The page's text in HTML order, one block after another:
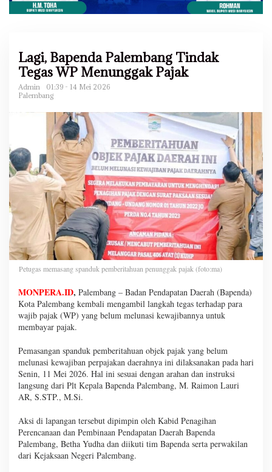
Lagi, Bapenda Palembang Tindak
Tegas WP Menunggak Pajak
Admin
01:39 - 14 Mei 2026
Palembang
Petugas memasang spanduk pemberitahuan penunggak pajak (foto:ma)
MONPERA.ID, Palembang – Badan Pendapatan Daerah (Bapenda)
Kota Palembang kembali mengambil langkah tegas terhadap para
wajib pajak (WP) yang belum melunasi kewajibannya untuk
membayar pajak.
Pemasangan spanduk pemberitahuan objek pajak yang belum
melunasi kewajiban perpajakan daerahnya ini dilaksanakan pada hari
Senin, 11 Mei 2026. Hal ini sesuai dengan arahan dan instruksi
langsung dari Plt Kepala Bapenda Palembang, M. Raimon Lauri
AR, S.STP., M.Si.
Aksi di lapangan tersebut dipimpin oleh Kabid Penagihan
Perencanaan dan Pembinaan Pendapatan Daerah Bapenda
Palembang, Betha Yudha dan diikuti tim Bapenda serta perwakilan
dari Kejaksaan Negeri Palembang.